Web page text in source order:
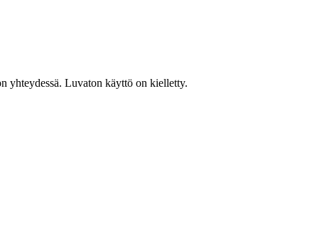
yhteydessä. Luvaton käyttö on kielletty.